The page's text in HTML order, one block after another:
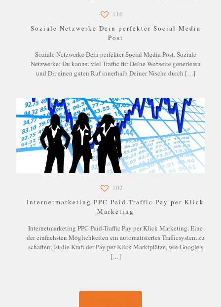
116
Soziale Netzwerke Dein perfekter Social Media
Post
Soziale Netzwerke Dein perfekter Social Media Post. Soziale
Netzwerke: Du kannst viel Traffic für Deine Webseite generieren
und Dir einen guten Ruf innerhalb Deiner Nische durch […]
102
Internetmarketing PPC Paid-Traffic Pay per Klick
Marketing
Internetmarketing PPC Paid-Traffic Pay per Klick Marketing. Eine
der einfachsten Möglichkeiten ein automatisiertes Trafficsystem zu
schaffen, ist die Kraft der Pay per Klick Marktplätze, wie Google’s
[…]